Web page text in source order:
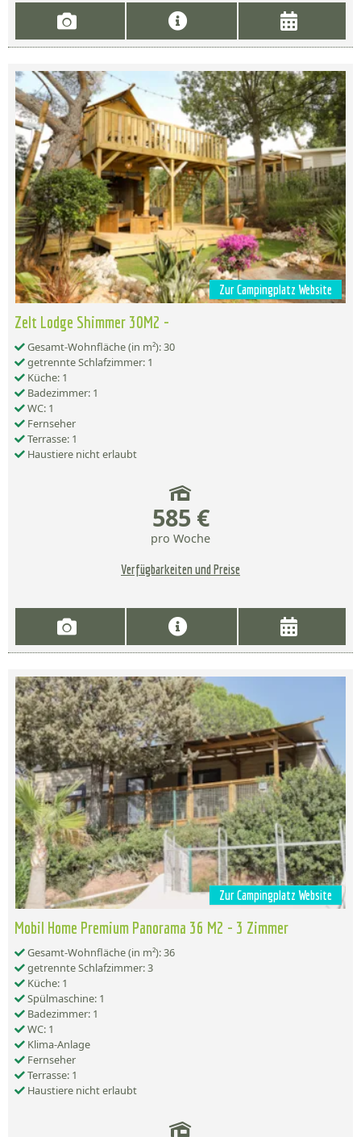
Zur Campingplatz Website
Zelt Lodge Shimmer 30M2 -
Gesamt-Wohnfläche (in m²): 30
getrennte Schlafzimmer: 1
Küche: 1
Badezimmer: 1
WC: 1
Fernseher
Terrasse: 1
Haustiere nicht erlaubt
585 €
pro Woche
Verfügbarkeiten und Preise
Zur Campingplatz Website
Mobil Home Premium Panorama 36 M2 - 3 Zimmer
Gesamt-Wohnfläche (in m²): 36
getrennte Schlafzimmer: 3
Küche: 1
Spülmaschine: 1
Badezimmer: 1
WC: 1
Klima-Anlage
Fernseher
Terrasse: 1
Haustiere nicht erlaubt